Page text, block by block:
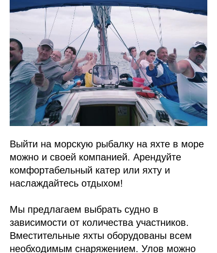
Выйти на морскую рыбалку на яхте в море
можно и своей компанией. Арендуйте
комфортабельный катер или яхту и
наслаждайтесь отдыхом!
Мы предлагаем выбрать судно в
зависимости от количества участников.
Вместительные яхты оборудованы всем
необходимым снаряжением. Улов можно